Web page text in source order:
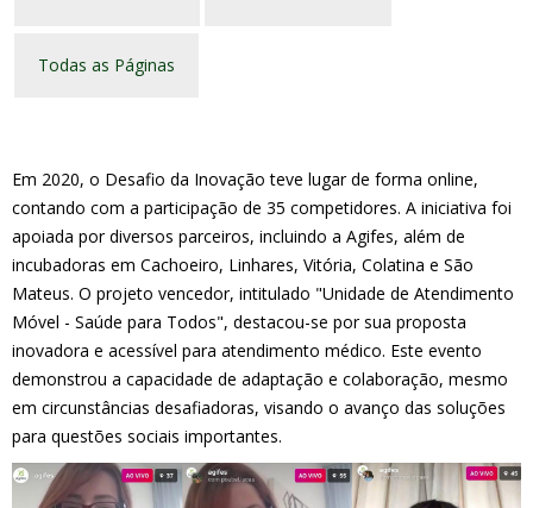
Todas as Páginas
Em 2020, o Desafio da Inovação teve lugar de forma online,
contando com a participação de 35 competidores. A iniciativa foi
apoiada por diversos parceiros, incluindo a Agifes, além de
incubadoras em Cachoeiro, Linhares, Vitória, Colatina e São
Mateus. O projeto vencedor, intitulado "Unidade de Atendimento
Móvel - Saúde para Todos", destacou-se por sua proposta
inovadora e acessível para atendimento médico. Este evento
demonstrou a capacidade de adaptação e colaboração, mesmo
em circunstâncias desafiadoras, visando o avanço das soluções
para questões sociais importantes.